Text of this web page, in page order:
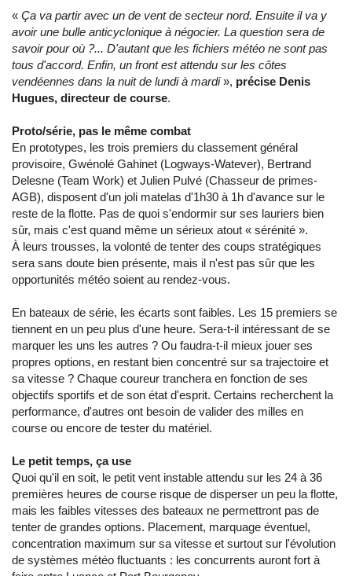
« Ça va partir avec un de vent de secteur nord. Ensuite il va y
avoir une bulle anticyclonique à négocier. La question sera de
savoir pour où ?... D'autant que les fichiers météo ne sont pas
tous d'accord. Enfin, un front est attendu sur les côtes
vendéennes dans la nuit de lundi à mardi», précise Denis
Hugues, directeur de course.
Proto/série, pas le même combat
En prototypes, les trois premiers du classement général
provisoire, Gwénolé Gahinet (Logways-Watever), Bertrand
Delesne (Team Work) et Julien Pulvé (Chasseur de primes-
AGB), disposent d'un joli matelas d'1h30 à 1h d'avance sur le
reste de la flotte. Pas de quoi s'endormir sur ses lauriers bien
sûr, mais c'est quand même un sérieux atout « sérénité ».
À leurs trousses, la volonté de tenter des coups stratégiques
sera sans doute bien présente, mais il n'est pas sûr que les
opportunités météo soient au rendez-vous.
En bateaux de série, les écarts sont faibles. Les 15 premiers se
tiennent en un peu plus d'une heure. Sera-t-il intéressant de se
marquer les uns les autres ? Ou faudra-t-il mieux jouer ses
propres options, en restant bien concentré sur sa trajectoire et
sa vitesse ? Chaque coureur tranchera en fonction de ses
objectifs sportifs et de son état d'esprit. Certains recherchent la
performance, d'autres ont besoin de valider des milles en
course ou encore de tester du matériel.
Le petit temps, ça use
Quoi qu'il en soit, le petit vent instable attendu sur les 24 à 36
premières heures de course risque de disperser un peu la flotte,
mais les faibles vitesses des bateaux ne permettront pas de
tenter de grandes options. Placement, marquage éventuel,
concentration maximum sur sa vitesse et surtout sur l'évolution
de systèmes météo fluctuants : les concurrents auront fort à